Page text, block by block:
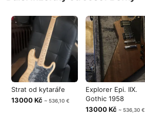
Strat od kytaráře
13000 Kč ~ 536,10 €
Explorer Epi. IIX.
Gothic 1958
13000 Kč ~ 536,30 €